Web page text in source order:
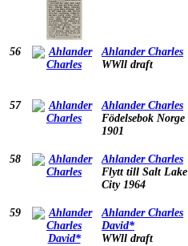
56
Ahlander Charles
WWll draft
57
Ahlander Charles
Födelsebok Norge
1901
58
Ahlander Charles
Flytt till Salt Lake
City 1964
59
Ahlander Charles
David*
WWll draft